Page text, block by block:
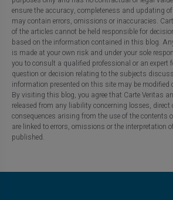
ensure the accuracy, completeness and updating
may contain errors, omissions or inaccuracies.
of the articles cannot be held responsible for
based on the information contained in this blog.
is made at your own risk and under your sole
you to consult a qualified professional or an expert
question or decision relating to the subjects
information presented on this site may be modified
By visiting this blog, you agree that Carte Veritas
released from any liability concerning losses,
consequences arising from the use of the contents
are linked to errors, omissions or the interpretation
published.